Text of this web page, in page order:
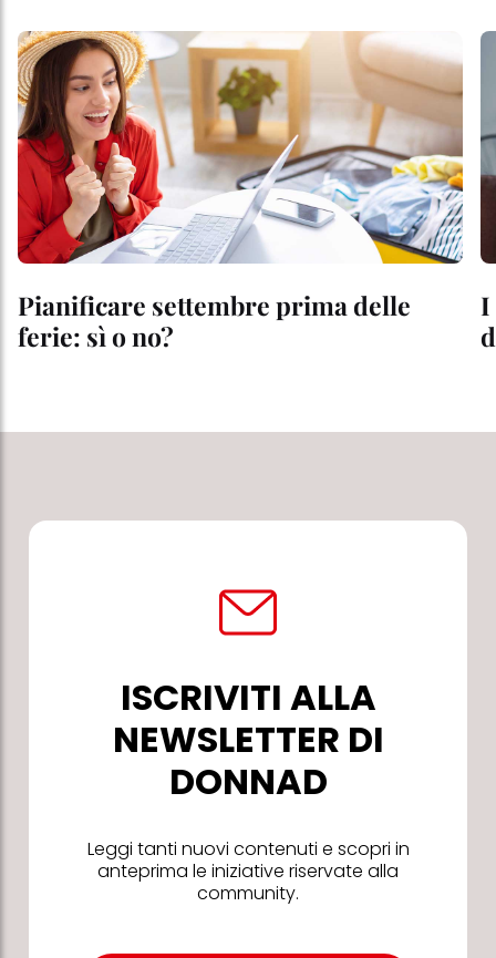
Pianificare settembre prima delle
ferie: sì o no?
I
ISCRIVITI ALLA
NEWSLETTER DI
DONNAD
Leggi tanti nuovi contenuti e scopri in
anteprima le iniziative riservate alla
community.